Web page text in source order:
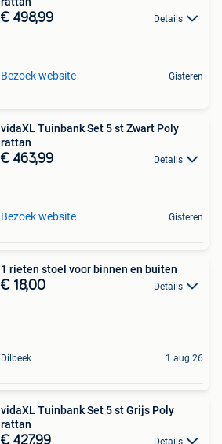
€ 498,99 Details
Bezoek website Gisteren
vidaXL Tuinbank Set 5 st Zwart Poly
rattan
€ 463,99 Details
Bezoek website Gisteren
1 rieten stoel voor binnen en buiten
€ 18,00 Details
Dilbeek 1 aug 26
vidaXL Tuinbank Set 5 st Grijs Poly
rattan
€ 427,99 Details